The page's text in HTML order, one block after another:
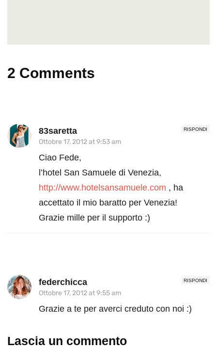
2 Comments
RISPONDI
83saretta
Ottobre 17, 2012 at 9:53 am
Ciao Fede,
l’hotel San Samuele di Venezia,
http://www.hotelsansamuele.com , ha
accettato il mio baratto per Venezia!
Grazie mille per il supporto :)
RISPONDI
federchicca
Ottobre 17, 2012 at 9:55 am
Grazie a te per averci creduto con noi :)
Lascia un commento